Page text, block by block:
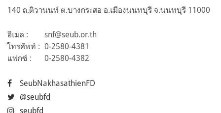
140 ถ.ติวานนท์ ต.บางกระสอ อ.เมืองนนทบุรี จ.นนทบุรี 11000
อีเมล :
snf@seub.or.th
โทรศัพท์ : 0-2580-4381
แฟกซ์ :
0-2580-4382
SeubNakhasathienFD
@seubfd
seubfd